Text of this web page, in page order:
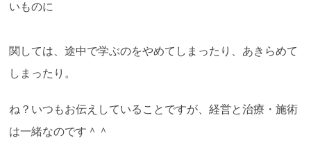
いものに
関しては、途中で学ぶのをやめてしまったり、あきらめて
しまったり。
ね？いつもお伝えしていることですが、経営と治療・施術
は一緒なのです＾＾